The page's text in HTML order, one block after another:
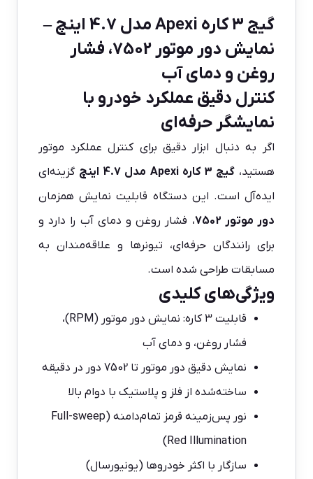
گیج ۳ کاره Apexi مدل 4.7 اینچ –
نمایش دور موتور 7502، فشار
روغن و دمای آب
کنترل دقیق عملکرد خودرو با
نمایشگر حرفه‌ای
اگر به دنبال ابزار دقیق برای کنترل عملکرد موتور
هستید،گیج ۳ کاره Apexi مدل 4.7 اینچ
گزینه‌ای
ایده‌آل است. این دستگاه قابلیت نمایش همزمان
دور موتور 7502
، فشار روغن و دمای آب را دارد و
برای رانندگان حرفه‌ای، تیونرها و علاقه‌مندان به
مسابقات طراحی شده است.
ویژگی‌های کلیدی
قابلیت ۳ کاره: نمایش دور موتور (RPM)،
فشار روغن، و دمای آب
نمایش دقیق دور موتور تا 7502 دور در دقیقه
ساخته‌شده از فلز و پلاستیک با دوام بالا
نور پس‌زمینه قرمز تمام‌دامنه (Full-sweep
Red Illumination)
سازگار با اکثر خودروها (یونیورسال)